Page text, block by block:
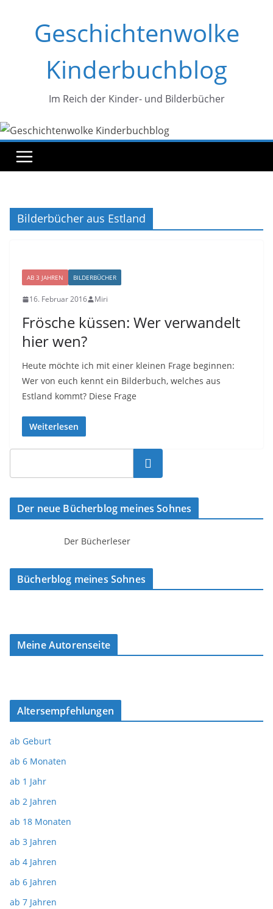
springenGeschichtenwolke
Kinderbuchblog
Im Reich der Kinder- und Bilderbücher
Bilderbücher aus Estland
AB 3 JAHREN BILDERBÜCHER
16. Februar 2016 Miri
Frösche küssen: Wer verwandelt
hier wen?
Heute möchte ich mit einer kleinen Frage beginnen:
Wer von euch kennt ein Bilderbuch, welches aus
Estland kommt? Diese Frage
Weiterlesen
Suchen
Der neue Bücherblog meines Sohnes
Der Bücherleser
Bücherblog meines Sohnes
Meine Autorenseite
Altersempfehlungen
ab Geburt
ab 6 Monaten
ab 1 Jahr
ab 2 Jahren
ab 18 Monaten
ab 3 Jahren
ab 4 Jahren
ab 6 Jahren
ab 7 Jahren